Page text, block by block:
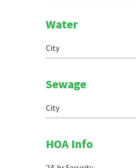
Water
City
Sewage
City
HOA Info